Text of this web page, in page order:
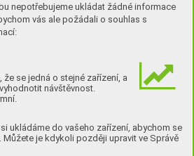
nepotřebujeme ukládat žádné informace
vás ale požádali o souhlas s
se jedná o stejné zařízení, a
návštěvnost.
ukládáme do vašeho zařízení, abychom se
Můžete je kdykoli později upravit ve Správě
nedostává a my něco
nebo snad dokonce
jak to s vánočními
mají oni.